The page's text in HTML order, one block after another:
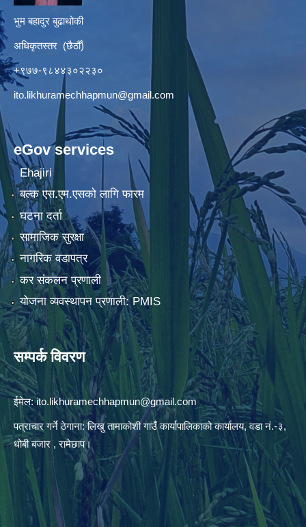
भुम बहादुर बुढाथोकी
अधिकृतस्तर (छैठौँ)
+९७७-९८४४३०२२३०
ito.likhuramechhapmun@gmail.com
eGov services
Ehajiri
बल्क एस.एम.एसको लागि फारम
घटना दर्ता
सामाजिक सुरक्षा
नागरिक वडापत्र
कर संकलन प्रणाली
योजना व्यवस्थापन प्रणाली: PMIS
सम्पर्क विवरण
ईमेल:ito.likhuramechhapmun@gmail.com
पत्राचार गर्ने ठेगाना: लिखु तामाकोशी गाउँ कार्यापालिकाको कार्यालय, वडा नं.-३,
धोबी बजार , रामेछाप।